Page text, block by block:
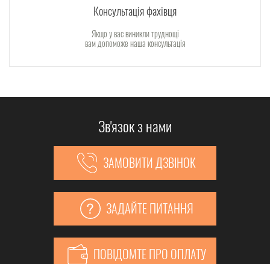
Консультація фахівця
Якщо у вас виникли труднощі
вам допоможе наша консультація
Зв'язок з нами
ЗАМОВИТИ ДЗВІНОК
ЗАДАЙТЕ ПИТАННЯ
ПОВІДОМТЕ ПРО ОПЛАТУ